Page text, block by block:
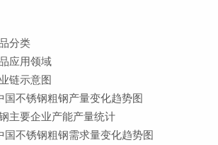
分类
应用领域
链示意图
国不锈钢粗钢产量变化趋势图
主要企业产能产量统计
国不锈钢粗钢需求量变化趋势图